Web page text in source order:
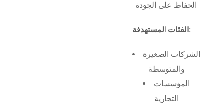
الحفاظ على الجودة
الفئات المستهدفة:
الشركات الصغيرة
والمتوسطة
المؤسسات
التجارية